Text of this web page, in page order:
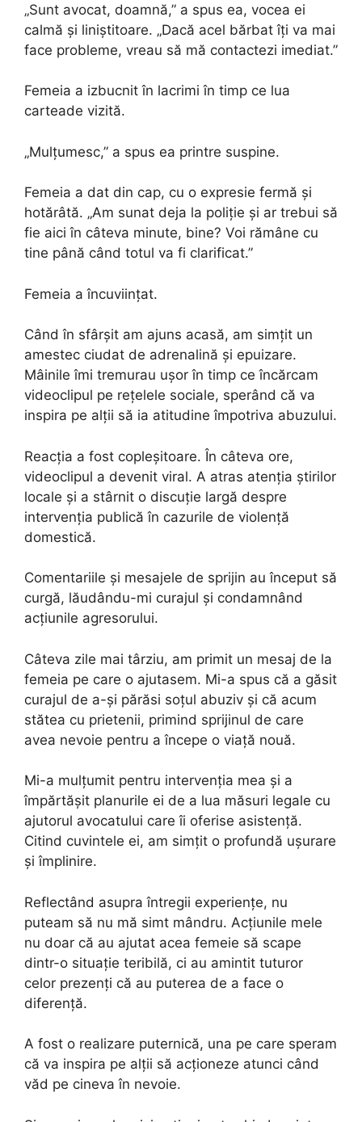
„Sunt avocat, doamnă,” a spus ea, vocea ei
calmă și liniștitoare. „Dacă acel bărbat îți va mai
face probleme, vreau să mă contactezi imediat.”
Femeia a izbucnit în lacrimi în timp ce lua
carteade vizită.
„Mulțumesc,” a spus ea printre suspine.
Femeia a dat din cap, cu o expresie fermă și
hotărâtă. „Am sunat deja la poliție și ar trebui să
fie aici în câteva minute, bine? Voi rămâne cu
tine până când totul va fi clarificat.”
Femeia a încuviințat.
Când în sfârșit am ajuns acasă, am simțit un
amestec ciudat de adrenalină și epuizare.
Mâinile îmi tremurau ușor în timp ce încărcam
videoclipul pe rețelele sociale, sperând că va
inspira pe alții să ia atitudine împotriva abuzului.
Reacția a fost copleșitoare. În câteva ore,
videoclipul a devenit viral. A atras atenția știrilor
locale și a stârnit o discuție largă despre
intervenția publică în cazurile de violență
domestică.
Comentariile și mesajele de sprijin au început să
curgă, lăudându-mi curajul și condamnând
acțiunile agresorului.
Câteva zile mai târziu, am primit un mesaj de la
femeia pe care o ajutasem. Mi-a spus că a găsit
curajul de a-și părăsi soțul abuziv și că acum
stătea cu prietenii, primind sprijinul de care
avea nevoie pentru a începe o viață nouă.
Mi-a mulțumit pentru intervenția mea și a
împărtășit planurile ei de a lua măsuri legale cu
ajutorul avocatului care îi oferise asistență.
Citind cuvintele ei, am simțit o profundă ușurare
și împlinire.
Reflectând asupra întregii experiențe, nu
puteam să nu mă simt mândru. Acțiunile mele
nu doar că au ajutat acea femeie să scape
dintr-o situație teribilă, ci au amintit tuturor
celor prezenți că au puterea de a face o
diferență.
A fost o realizare puternică, una pe care speram
că va inspira pe alții să acționeze atunci când
văd pe cineva în nevoie.